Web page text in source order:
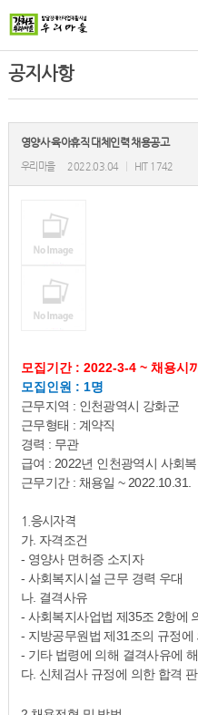
공지사항
영양사 육아휴직 대체인력 채용공고
우리마을 2022.03.04 HIT 1742
모집기간 : 2022-3-4 ~ 채용시
모집인원 : 1명
근무지역 : 인천광역시 강화군
근무형태 : 계약직
경력 : 무관
급여 : 2022년 인천광역시 사회
근무기간 : 채용일 ~ 2022.10.31.
1.응시자격
가. 자격조건
- 영양사 면허증 소지자
- 사회복지시설 근무 경력 우대
나. 결격사유
- 사회복지사업법 제35조 2항에
- 지방공무원법 제31조의 규정
- 기타 법령에 의해 결격사유에
다. 신체검사 규정에 의한 합격